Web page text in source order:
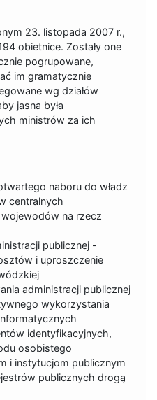
23. listopada 2007 r.,
obietnice. Zostały one
pogrupowane,
im gramatycznie
wg działów
jasna była
ministrów za ich
naboru do władz
centralnych
na rzecz
publicznej -
i uproszczenie
administracji publicznej
wykorzystania
identyfikacyjnych,
osobistego
i instytucjom publicznym
publicznych drogą